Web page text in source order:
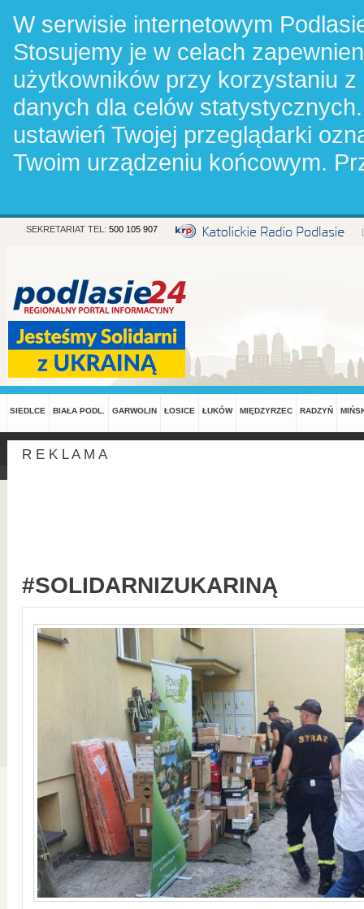
W serwisie internetowym
Stosujemy je w celach
użytkowników przy korzystaniu
danych dla celów
ustawień Twojej przeglądarki
Twoim urządzeniu końcowym.
SEKRETARIAT TEL: 500 105 907
SIEDLCE BIAŁA PODL. GARWOLIN ŁOSICE ŁUKÓW MIĘDZYRZEC RADZYŃ
R E K L A M A
#SOLIDARNIZUKARINĄ